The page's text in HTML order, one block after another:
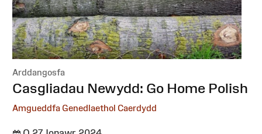
Arddangosfa
:Casgliadau Newydd: Go Home Polish
Amgueddfa Genedlaethol Caerdydd